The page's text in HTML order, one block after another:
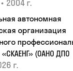
• 2004 г.
автономная
организация
(ОАНО ДПО
г.